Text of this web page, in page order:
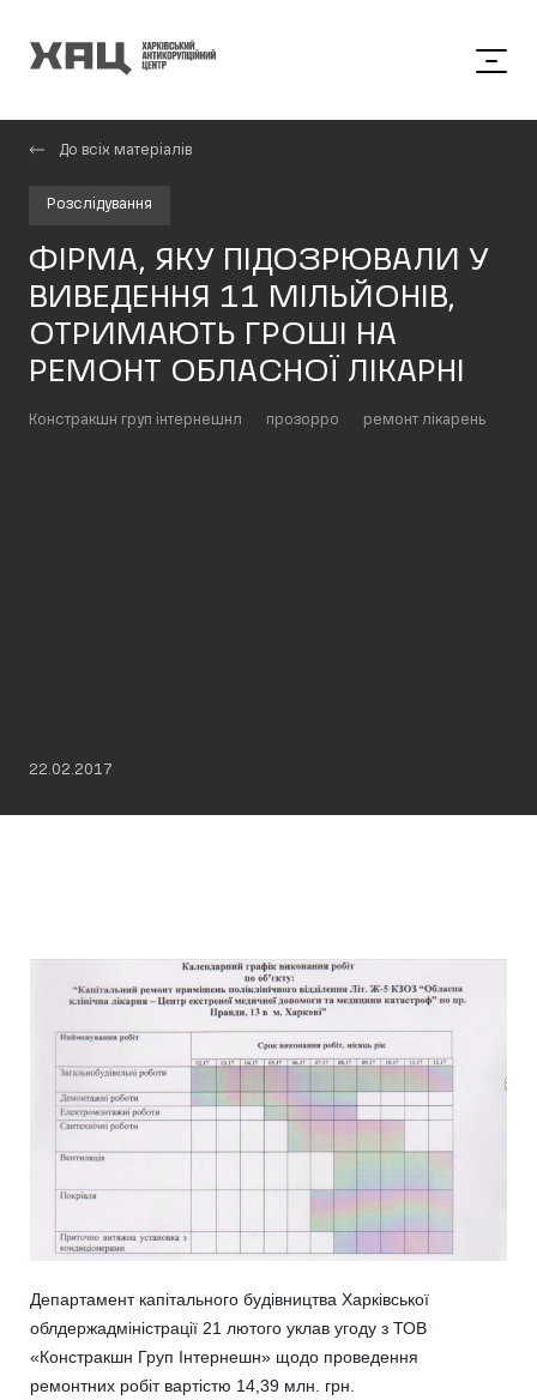
До всіх матеріалів
Розслідування
ФІРМА, ЯКУ ПІДОЗРЮВАЛИ У
ВИВЕДЕННЯ 11 МІЛЬЙОНІВ,
ОТРИМАЮТЬ ГРОШІ НА
РЕМОНТ ОБЛАСНОЇ ЛІКАРНІ
Констракшн груп інтернешнл прозорро ремонт лікарень
22.02.2017
Департамент капітального будівництва Харківської
облдержадміністрації 21 лютого уклав угоду з ТОВ
«Констракшн Груп Інтернешн» щодо проведення
ремонтних робіт вартістю 14,39 млн. грн.